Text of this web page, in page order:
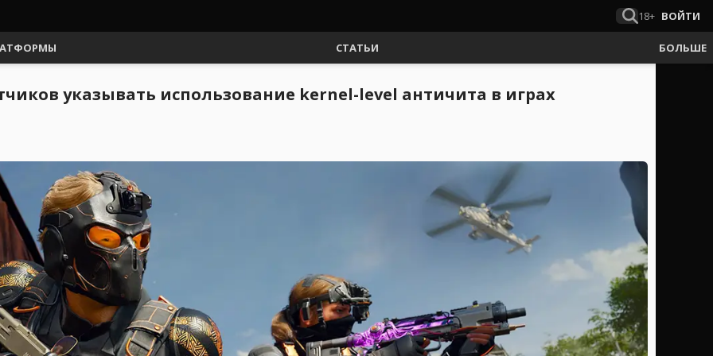
18+ ВОЙТИ
СТАТЬИ БОЛЬШЕ
указывать использование kernel-level античита в играх